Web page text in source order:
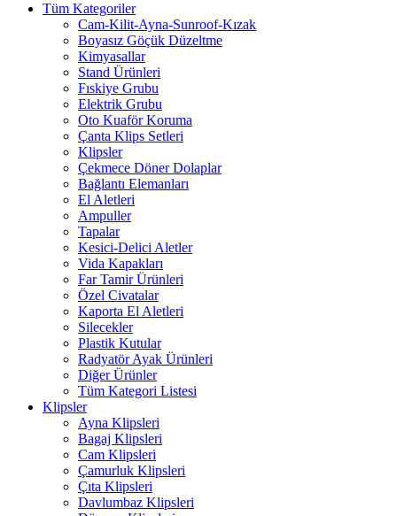
Tüm Kategoriler
Cam-Kilit-Ayna-Sunroof-Kızak
Boyasız Göçük Düzeltme
Kimyasallar
Stand Ürünleri
Fıskiye Grubu
Elektrik Grubu
Oto Kuaför Koruma
Çanta Klips Setleri
Klipsler
Çekmece Döner Dolaplar
Bağlantı Elemanları
El Aletleri
Ampuller
Tapalar
Kesici-Delici Aletler
Vida Kapakları
Far Tamir Ürünleri
Özel Civatalar
Kaporta El Aletleri
Silecekler
Plastik Kutular
Radyatör Ayak Ürünleri
Diğer Ürünler
Tüm Kategori Listesi
Klipsler
Ayna Klipsleri
Bagaj Klipsleri
Cam Klipsleri
Çamurluk Klipsleri
Çıta Klipsleri
Davlumbaz Klipsleri